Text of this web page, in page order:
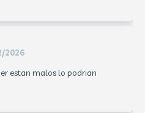
2026
estan malos lo podrian